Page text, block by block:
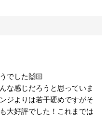
でした🙌🏻
な感じだろうと思っていま
ジよりは若干硬めですがそ
大好評でした！これまでは
のものを購入していました
い」という息子がばくばく食